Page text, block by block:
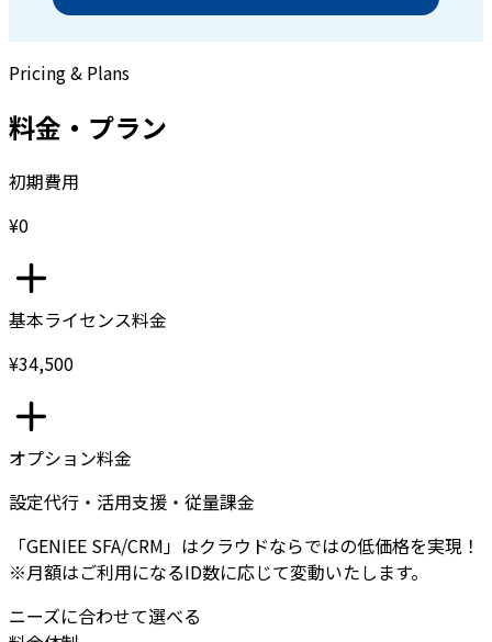
Pricing & Plans
料金・プラン
初期費用
¥0
基本ライセンス料金
¥34,500
オプション料金
設定代行・活用支援・従量課金
「GENIEE SFA/CRM」はクラウドならではの低価格を実現！
※月額はご利用になるID数に応じて変動いたします。
ニーズに合わせて選べる